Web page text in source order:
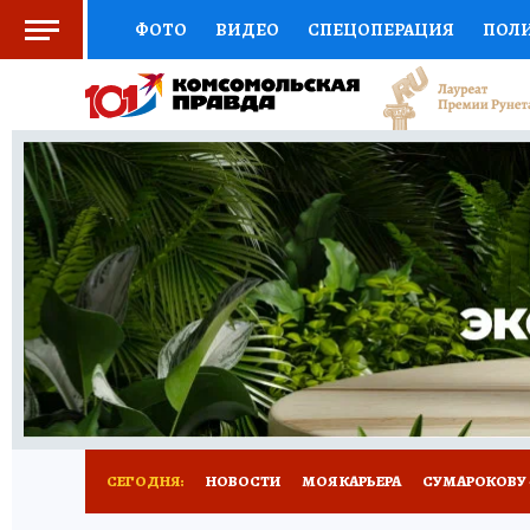
ФОТО ВИДЕО СПЕЦОПЕРАЦИЯ
СОЦПОДДЕРЖКА НАУКА АФИША
ВЫБОР ЭКСПЕРТОВ ДОКТОР
КНИЖНАЯ ПОЛКА ПРОГНОЗЫ НА СПОРТ
ПРЕСС-ЦЕНТР НЕДВИЖИМОСТЬ
РАДИО КП РЕКЛАМА ТЕСТЫ НОВОЕ
СЕГОДНЯ: НОВОСТИ МОЯ КАРЬЕРА СУМАРОКОВУ